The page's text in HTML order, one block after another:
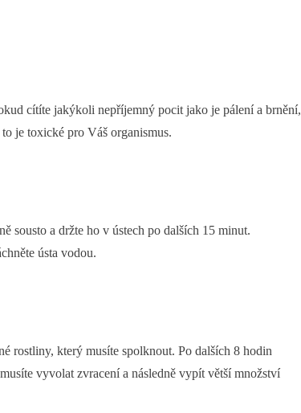
cítíte jakýkoli nepříjemný pocit jako je pálení a brnění,
je toxické pro Váš organismus.
sousto a držte ho v ústech po dalších 15 minut.
ústa vodou.
rostliny, který musíte spolknout. Po dalších 8 hodin
vyvolat zvracení a následně vypít větší množství